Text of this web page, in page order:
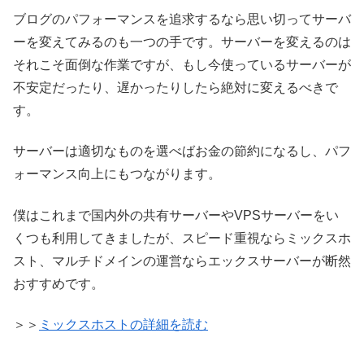
ブログのパフォーマンスを追求するなら思い切ってサーバ
ーを変えてみるのも一つの手です。サーバーを変えるのは
それこそ面倒な作業ですが、もし今使っているサーバーが
不安定だったり、遅かったりしたら絶対に変えるべきで
す。
サーバーは適切なものを選べばお金の節約になるし、パフ
ォーマンス向上にもつながります。
僕はこれまで国内外の共有サーバーやVPSサーバーをい
くつも利用してきましたが、スピード重視ならミックスホ
スト、マルチドメインの運営ならエックスサーバーが断然
おすすめです。
＞＞ ミックスホストの詳細を読む